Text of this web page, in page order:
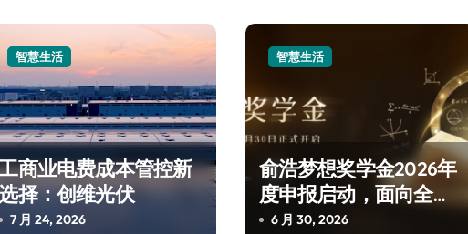
智慧生活
商业电费成本管控新
择：创维光伏
7 月 24, 2026
智慧生活
俞浩梦想奖学金2026年
度申报启动，面向全国
资助百名自强学子
6 月 30, 2026